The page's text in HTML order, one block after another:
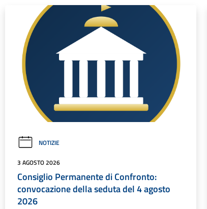
NOTIZIE
3 AGOSTO 2026
Consiglio Permanente di Confronto:
convocazione della seduta del 4 agosto
2026